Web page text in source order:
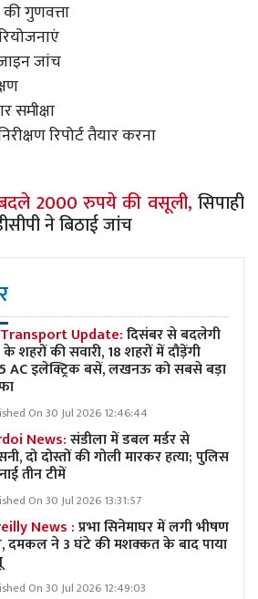
गुणवत्ता
जांच
समीक्षा
रिपोर्ट तैयार करना
2000 रुपये की वसूली, सिपाही
ने बिठाई जांच
Update:दिसंबर से बदलेगी
शहरों की सवारी, 18 शहरों में दौड़ेंगी
AC इलेक्ट्रिक बसें, लखनऊ को सबसे बड़ा
On 30 Jul 2026 12:46:44
News:संडीला में डबल मर्डर से
दो दोस्तों की गोली मारकर हत्या; पुलिस
तीन टीमें
On 30 Jul 2026 13:31:57
News :प्रभा सिनेमाघर में लगी भीषण
ने 3 घंटे की मशक्कत के बाद पाया
On 30 Jul 2026 12:49:03